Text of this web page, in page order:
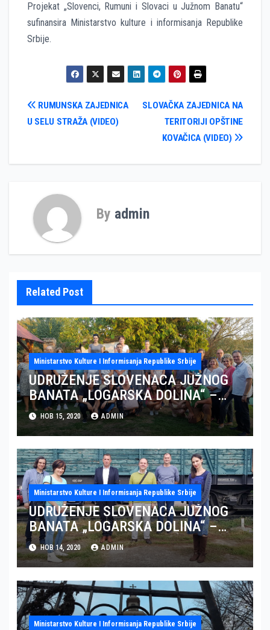
Projekat „Slovenci, Rumuni i Slovaci u Južnom Banatu“
sufinansira Ministarstvo kulture i informisanja Republike
Srbije.
Кретање
SLOVAČKA ZAJEDNICA NA
TERITORIJI OPŠTINE
KOVAČICA (VIDEO)
RUMUNSKA ZAJEDNICA
U SELU STRAŽA (VIDEO)
By admin
Related Post
Ministarstvo Kulture I Informisanja Republike Srbije
UDRUŽENJE SLOVENACA JUŽNOG
BANATA „LOGARSKA DOLINA“ –
DRUGI DEO (VIDEO)
НОВ 15, 2020 ADMIN
Ministarstvo Kulture I Informisanja Republike Srbije
UDRUŽENJE SLOVENACA JUŽNOG
BANATA „LOGARSKA DOLINA“ –
PRVI DEO (VIDEO)
НОВ 14, 2020 ADMIN
Ministarstvo Kulture I Informisanja Republike Srbije